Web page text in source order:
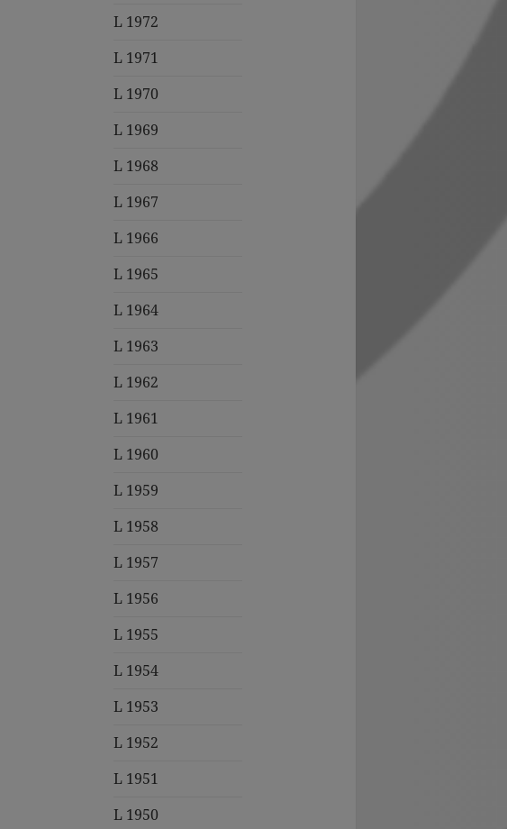
L 1972
L 1971
L 1970
L 1969
L 1968
L 1967
L 1966
L 1965
L 1964
L 1963
L 1962
L 1961
L 1960
L 1959
L 1958
L 1957
L 1956
L 1955
L 1954
L 1953
L 1952
L 1951
L 1950